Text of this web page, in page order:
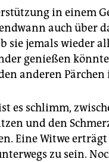
in einem
auch über
sie jemals wieder
genießen
anderen
es schlimm,
und den
Eine Witwe
zu sein.